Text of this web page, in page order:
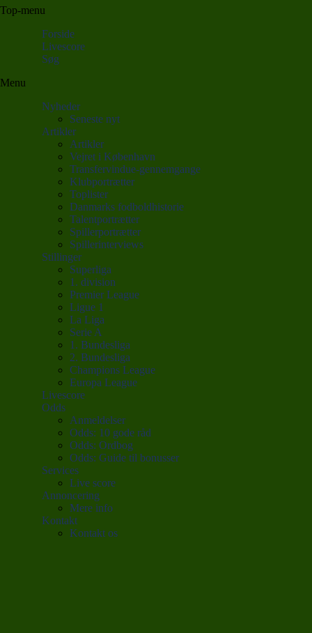
Top-menu
Forside
Livescore
Søg
Menu
Nyheder
Seneste nyt
Artikler
Artikler
Vejret i København
Transfervindue-gennemgange
Klubportrætter
Toplister
Danmarks fodboldhistorie
Talentportrætter
Spillerportrætter
Spillerinterviews
Stillinger
Superliga
1. division
Premier League
Ligue 1
La Liga
Serie A
1. Bundesliga
2. Bundesliga
Champions League
Europa League
Livescore
Odds
Anmeldelser
Odds: 10 gode råd
Odds: Ordbog
Odds: Guide til bonusser
Services
Live score
Annoncering
Mere info
Kontakt
Kontakt os